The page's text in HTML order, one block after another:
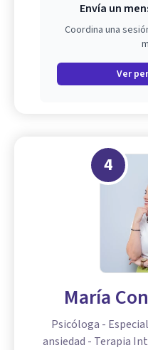
Envía un
Coordina una
Ver
4
María
Psicóloga -
ansiedad - Terapia